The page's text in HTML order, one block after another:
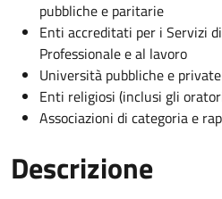
pubbliche e paritarie
Enti accreditati per i Servizi
Professionale e al lavoro
Università pubbliche e private
Enti religiosi (inclusi gli
Associazioni di categoria e
Descrizione